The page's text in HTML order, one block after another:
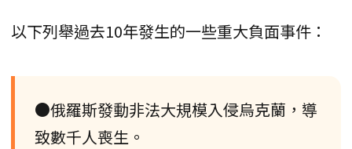
以下列舉過去10年發生的一些重大負面事件：
●俄羅斯發動非法大規模入侵烏克蘭，導
致數千人喪生。